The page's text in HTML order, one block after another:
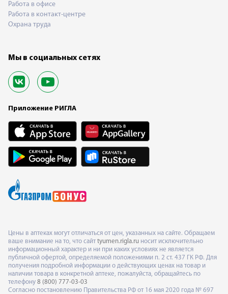
Работа в офисе
Работа в контакт-центре
Охрана труда
Мы в социальных сетях
Приложение РИГЛА
Цены в аптеках могут отличаться от цен, указанных на сайте. Обращаем
ваше внимание на то, что сайт tyumen.rigla.ru носит исключительно
информационный характер и ни при каких условиях не является
публичной офертой, определяемой положениями п. 2 ст. 437 ГК РФ. Для
получения подробной информации о действующих ценах на товар и
наличии товара в конкретной аптеке, пожалуйста, обращайтесь по
телефону 8 (800) 777-03-03
Согласно постановлению Правительства РФ от 16 мая 2020 года № 697